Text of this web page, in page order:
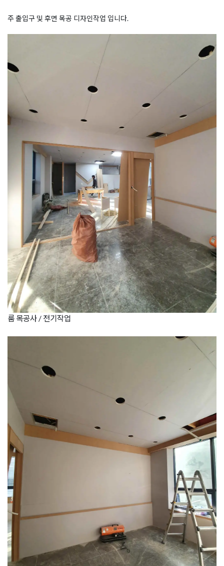
주 출입구 및 후면 목공 디자인작업 입니다.
룸 목공사 / 전기작업